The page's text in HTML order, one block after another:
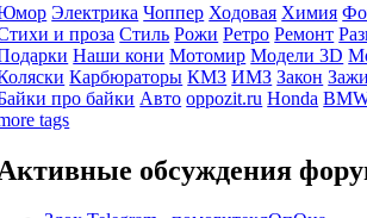
Электрика Чоппер Ходовая Химия
и проза Стиль Рожи Ретро Ремонт
Наши кони Мотомир Модели 3D
Карбюраторы КМЗ ИМЗ Закон
про байки Авто oppozit.ru Honda
tags
обсуждения